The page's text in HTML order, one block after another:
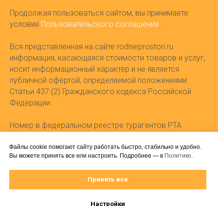
Продолжая пользоваться сайтом, вы принимаете
условия Пользовательского соглашения.
Вся представленная на сайте rodnieprostori.ru
информация, касающаяся стоимости товаров и услуг,
носит информационный характер и не является
публичной офертой, определяемой положениями
Статьи 437 (2) Гражданского кодекса Российской
Федерации.
Номер в федеральном реестре турагентов РТА
Регистрационный номер в реестре Операторов
персональных данных 61-25-070339.
Дата и основание внесения оператора в реестр:
Приказ № 128 от 26.06.2025.
© 2026 Экскурсионное бюро "Родные Просторы"
Файлы cookie помогают сайту работать быстро, стабильно и удобно.
Вы можете принять все или настроить. Подробнее — в Политике.
Принять все
Настройки